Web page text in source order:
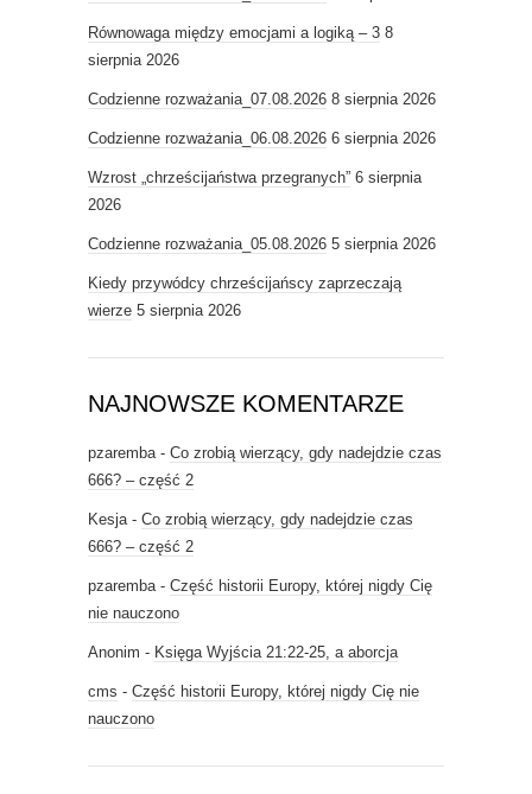
Równowaga między emocjami a logiką – 3 8
sierpnia 2026
Codzienne rozważania_07.08.2026 8 sierpnia 2026
Codzienne rozważania_06.08.2026 6 sierpnia 2026
Wzrost „chrześcijaństwa przegranych” 6 sierpnia
2026
Codzienne rozważania_05.08.2026 5 sierpnia 2026
Kiedy przywódcy chrześcijańscy zaprzeczają
wierze 5 sierpnia 2026
NAJNOWSZE KOMENTARZE
pzaremba- Co zrobią wierzący, gdy nadejdzie czas
666? – część 2
Kesja- Co zrobią wierzący, gdy nadejdzie czas
666? – część 2
pzaremba- Część historii Europy, której nigdy Cię
nie nauczono
Anonim - Księga Wyjścia 21:22-25, a aborcja
cms - Część historii Europy, której nigdy Cię nie
nauczono